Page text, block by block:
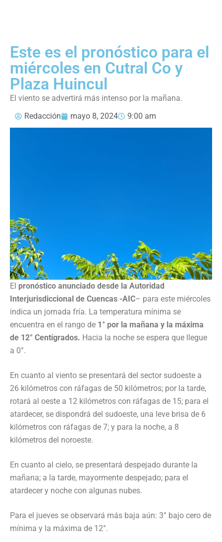
Este es el pronóstico para el
miércoles en Cutral Co y
Plaza Huincul
El viento se advertirá más intenso por la mañana.
Redacción
mayo 8, 2024 9:00 am
El pronóstico anunciado desde la Autoridad
Interjurisdiccional de Cuencas -AIC– para este miércoles
indica un jornada fría. La temperatura mínima se
encuentra en el rango de 1° por la mañana y la máxima
de 12° Centígrados. Hacia la noche se espera que llegue
a 0°.
En cuanto al viento se presentará del sector sudoeste a
26 kilómetros con ráfagas de 50 kilómetros; por la tarde,
rotará al oeste a 12 kilómetros con ráfagas de 15; para el
atardecer, se dispondrá del sudoeste, una leve brisa de 6
kilómetros con ráfagas de 7; y para la noche, a 8
kilómetros del noroeste.
En cuanto al cielo, se presentará despejado durante la
mañana; a la tarde, mayormente despejado; para el
atardecer y noche con algunas nubes.
Para el jueves se observará más baja aún: 3° bajo cero de
mínima y la máxima de 12°.